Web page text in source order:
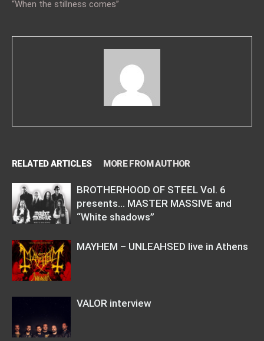
“When the stillness comes”
RELATED ARTICLES MORE FROM AUTHOR
BROTHERHOOD OF STEEL Vol. 6
presents… MASTER MASSIVE and
“White shadows”
MAYHEM – UNLEAHSED live in Athens
VALOR interview